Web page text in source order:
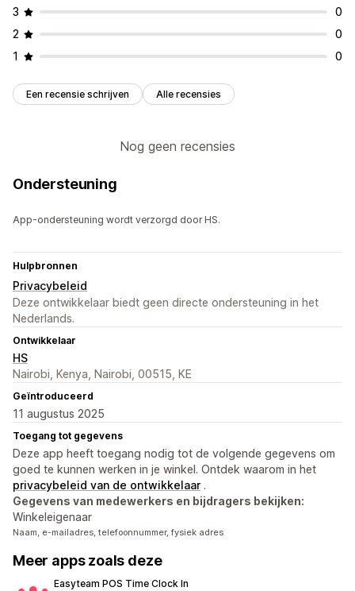
3
0
2
0
1
0
Een recensie schrijven Alle recensies
Nog geen recensies
Ondersteuning
App-ondersteuning wordt verzorgd door HS.
Hulpbronnen
Privacybeleid
Deze ontwikkelaar biedt geen directe ondersteuning in het
Nederlands.
Ontwikkelaar
HS
Nairobi, Kenya, Nairobi, 00515, KE
Geïntroduceerd
11 augustus 2025
Toegang tot gegevens
Deze app heeft toegang nodig tot de volgende gegevens om
goed te kunnen werken in je winkel. Ontdek waarom in het
privacybeleid van de ontwikkelaar .
Gegevens van medewerkers en bijdragers bekijken:
Winkeleigenaar
Naam, e-mailadres, telefoonnummer, fysiek adres
Meer apps zoals deze
Easyteam POS Time Clock In